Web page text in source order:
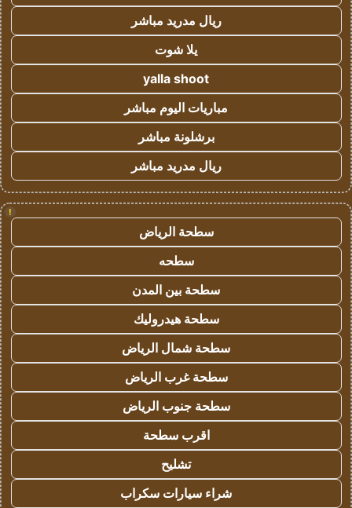
ريال مدريد مباشر
يلا شوت
yalla shoot
مباريات اليوم مباشر
برشلونة مباشر
ريال مدريد مباشر
!
سطحة الرياض
سطحه
سطحة بين المدن
سطحة هيدروليك
سطحة شمال الرياض
سطحة غرب الرياض
سطحة جنوب الرياض
اقرب سطحة
تشليح
شراء سيارات سكراب